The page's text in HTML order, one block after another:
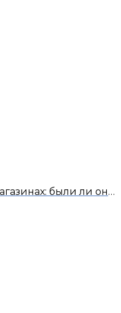
Правда о барабанных магазинах: были ли они взаимозаменяемы